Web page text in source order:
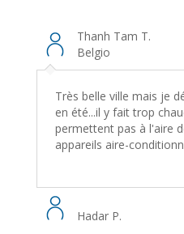
Thanh Tam T.
Belgio
Très belle ville mais je
en été...il y fait trop
permettent pas à l'aire
appareils aire-
Hadar P.